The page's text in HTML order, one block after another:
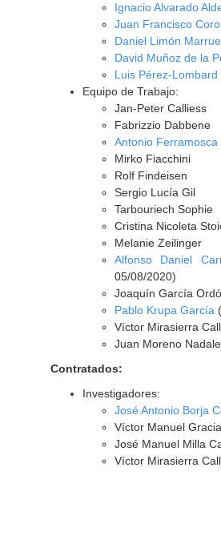
Ignacio Alvarado
Juan Francisco
Daniel Limón
David Muñoz de la
Luis Pérez-
Equipo de Trabajo:
Jan-Peter Calliess
Fabrizzio Dabbene
Antonio Ferramosca
Mirko Fiacchini
Rolf Findeisen
Sergio Lucía Gil
Tarbouriech Sophie
Cristina Nicoleta
Melanie Zeilinger
Alfonso Daniel
05/08/2020)
Joaquín García
Pablo Krupa García
Víctor Mirasierra
Juan Moreno
Contratados:
Investigadores:
José Antonio Borja
Víctor Manuel
José Manuel Milla
Víctor Mirasierra